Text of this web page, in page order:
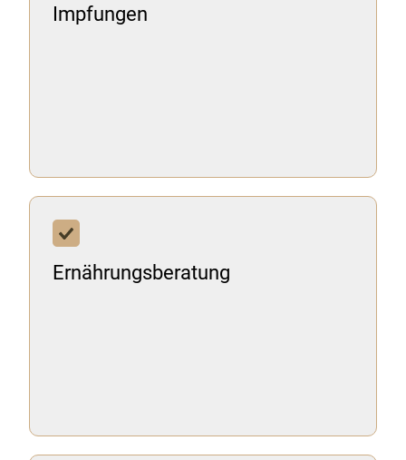
Impfungen
Ernährungsberatung